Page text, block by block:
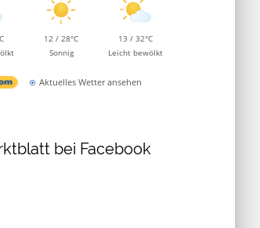
12 / 28°C
Sonnig
13 / 32°C
Leicht bewölkt
Aktuelles Wetter ansehen
bei Facebook